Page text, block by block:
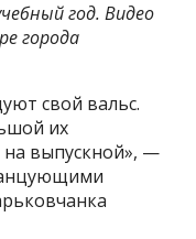
год. Видео
города
свой вальс.
их
выпускной», —